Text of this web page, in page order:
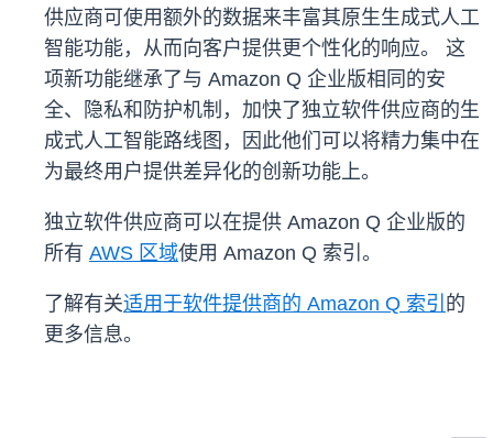
供应商可使用额外的数据来丰富其原生生成式人工
智能功能，从而向客户提供更个性化的响应。 这
项新功能继承了与 Amazon Q 企业版相同的安
全、隐私和防护机制，加快了独立软件供应商的生
成式人工智能路线图，因此他们可以将精力集中在
为最终用户提供差异化的创新功能上。
独立软件供应商可以在提供 Amazon Q 企业版的
所有 AWS 区域使用 Amazon Q 索引。
了解有关适用于软件提供商的 Amazon Q 索引 的
更多信息。